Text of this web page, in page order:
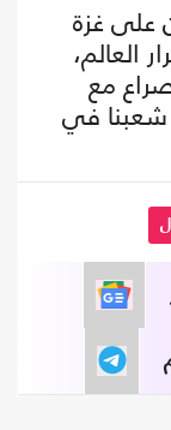
على غزة
العالم،
مع
شعبنا في